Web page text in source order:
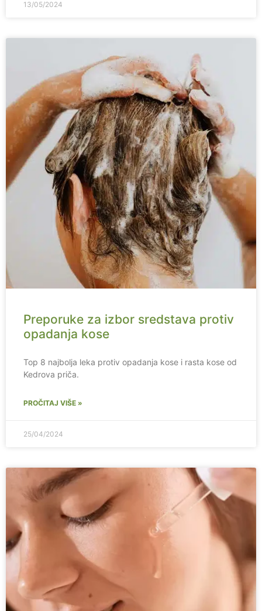
13/05/2024
Preporuke za izbor sredstava protiv
opadanja kose
Top 8 najbolja leka protiv opadanja kose i rasta kose od
Kedrova priča.
PROČITAJ VIŠE »
25/04/2024